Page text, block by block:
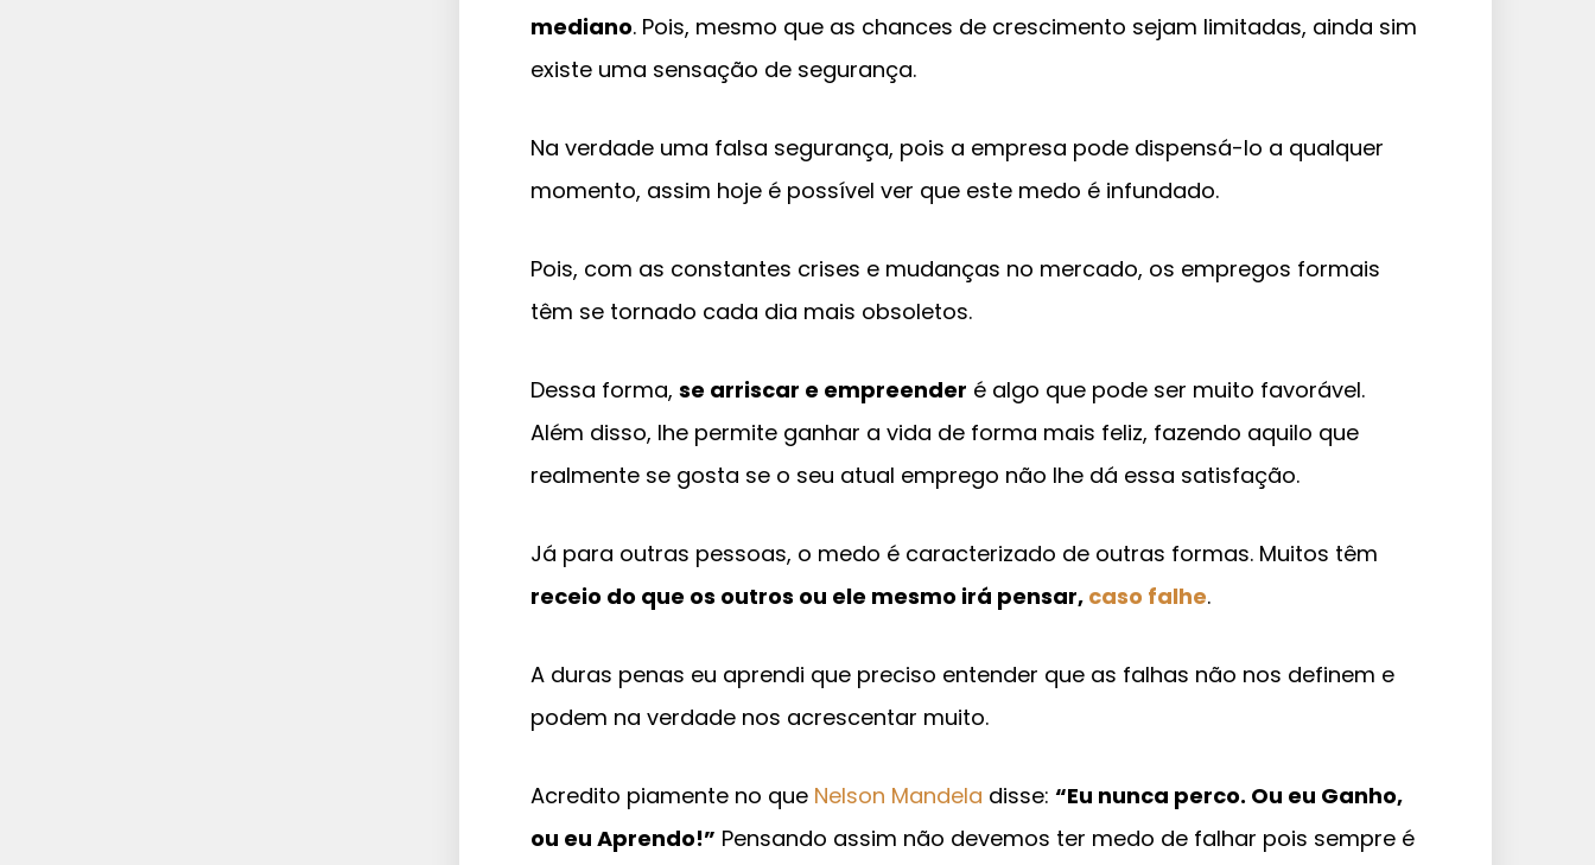
mediano. Pois, mesmo que as chances de crescimento sejam limitadas, ainda sim
existe uma sensação de segurança.
Na verdade uma falsa segurança, pois a empresa pode dispensá-lo a qualquer
momento, assim hoje é possível ver que este medo é infundado.
Pois, com as constantes crises e mudanças no mercado, os empregos formais
têm se tornado cada dia mais obsoletos.
Dessa forma, se arriscar e empreender é algo que pode ser muito favorável.
Além disso, lhe permite ganhar a vida de forma mais feliz, fazendo aquilo que
realmente se gosta se o seu atual emprego não lhe dá essa satisfação.
Já para outras pessoas, o medo é caracterizado de outras formas. Muitos têm
receio do que os outros ou ele mesmo irá pensar, caso falhe.
A duras penas eu aprendi que preciso entender que as falhas não nos definem e
podem na verdade nos acrescentar muito.
Acredito piamente no que Nelson Mandela disse: “Eu nunca perco. Ou eu Ganho,
ou eu Aprendo!” Pensando assim não devemos ter medo de falhar pois sempre é